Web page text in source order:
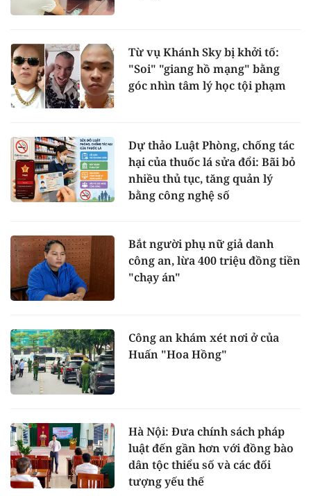
Từ vụ Khánh Sky bị khởi tố:
"Soi" "giang hồ mạng" bằng
góc nhìn tâm lý học tội phạm
Dự thảo Luật Phòng, chống tác
hại của thuốc lá sửa đổi: Bãi bỏ
nhiều thủ tục, tăng quản lý
bằng công nghệ số
Bắt người phụ nữ giả danh
công an, lừa 400 triệu đồng tiền
"chạy án"
Công an khám xét nơi ở của
Huấn "Hoa Hồng"
Hà Nội: Đưa chính sách pháp
luật đến gần hơn với đồng bào
dân tộc thiểu số và các đối
tượng yếu thế